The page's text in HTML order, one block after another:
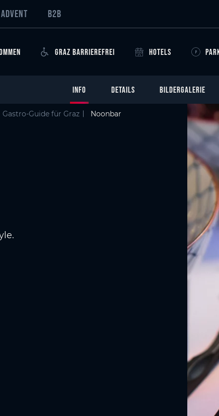
ADVENT B2B
GRAZ BARRIEREFREI HOTELS
INFO DETAILS BILDERGALERIE
Gastro-Guide für Graz Noonbar